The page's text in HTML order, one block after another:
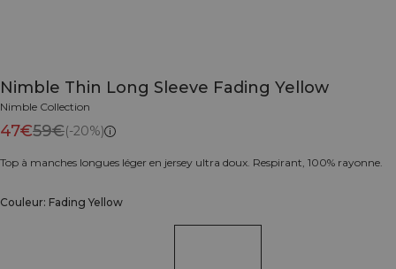
Nimble Thin Long Sleeve Fading Yellow
Nimble Collection
47€59€(-20%)
Top à manches longues léger en jersey ultra doux. Respirant, 100% rayonne.
Couleur: Fading Yellow